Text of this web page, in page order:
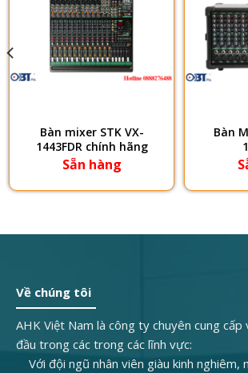
Bàn mixer STK VX-
1443FDR chính hãng
Sẵn hàng
Bàn
Về chúng tôi
AHK Việt Nam là công ty chuyên cung cấp
đầu trong các trong các lĩnh vực:
Với đội ngũ nhân viên giàu kinh nghiêm,